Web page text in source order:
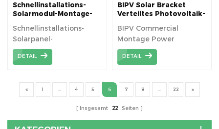
Schnellinstallations-
Solarmodul-Montage-
Solardach-
Montagesystem
Schnellinstallations-
Solarpanel-
Montageschiene aus
Aluminium
DETAIL
BIPV Solar Bracket
Verteiltes Photovoltaik-
Montagesystem
BIPV Commercial
Montage Power
Aluminium Panel
Photovoltaik
DETAIL
1 4 5 6 7 8 22
Insgesamt 22 Seiten